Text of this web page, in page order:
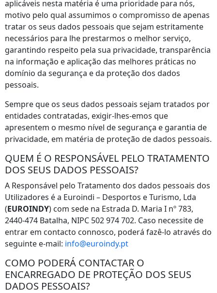
aplicáveis nesta matéria é uma prioridade para nós,
motivo pelo qual assumimos o compromisso de apenas
tratar os seus dados pessoais que sejam estritamente
necessários para lhe prestarmos o melhor serviço,
garantindo respeito pela sua privacidade, transparência
na informação e aplicação das melhores práticas no
domínio da segurança e da proteção dos dados
pessoais.
Sempre que os seus dados pessoais sejam tratados por
entidades contratadas, exigir-lhes-emos que
apresentem o mesmo nível de segurança e garantia de
privacidade, em matéria de proteção de dados pessoais.
QUEM É O RESPONSÁVEL PELO TRATAMENTO
DOS SEUS DADOS PESSOAIS?
A Responsável pelo Tratamento dos dados pessoais dos
Utilizadores é a Euroindi – Desportos e Turismo, Lda
(EUROINDY) com sede na Estrada D. Maria I nº 783,
2440-474 Batalha, NIPC 502 974 702. Caso necessite de
entrar em contacto connosco, poderá fazê-lo através do
seguinte e-mail: info@euroindy.pt
COMO PODERÁ CONTACTAR O
ENCARREGADO DE PROTEÇÃO DOS SEUS
DADOS PESSOAIS?